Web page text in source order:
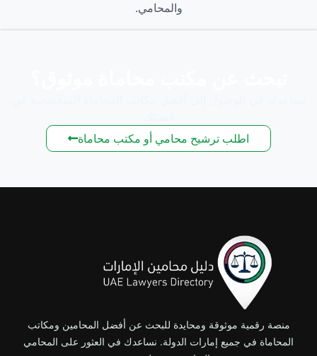
والمحامي.
اطلب ترشيح محامي أو مكتب محاماة
منصة رقمية موثوقة ومحايدة للبحث عن أفضل المحامين ومكاتب
المحاماة في جميع إمارات الدولة. نساعدك في العثور على المحامي